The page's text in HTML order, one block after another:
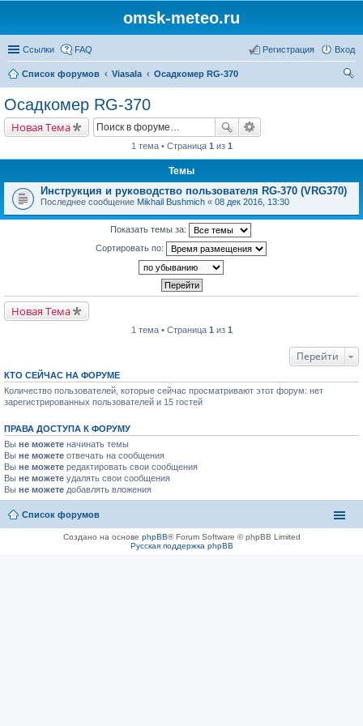
omsk-meteo.ru
Ссылки FAQ Вход
Регистрация
Список форумов Viasala
Осадкомер RG-370
Осадкомер RG-370
Новая Тема
1 тема • Страница 1 из 1
Темы
Инструкция и руководство пользователя RG-370 (VRG370)
Последнее сообщение Mikhail Bushmich « 08 дек 2016, 13:30
Показать темы за:
Сортировать по:
Новая Тема
1 тема • Страница 1 из 1
Перейти
КТО СЕЙЧАС НА ФОРУМЕ
Количество пользователей, которые сейчас просматривают этот форум: нет
зарегистрированных пользователей и 15 гостей
ПРАВА ДОСТУПА К ФОРУМУ
Вы не можете начинать темы
Вы не можете отвечать на сообщения
Вы не можете редактировать свои сообщения
Вы не можете удалять свои сообщения
Вы не можете добавлять вложения
Список форумов
Создано на основе phpBB® Forum Software © phpBB Limited
Русская поддержка phpBB